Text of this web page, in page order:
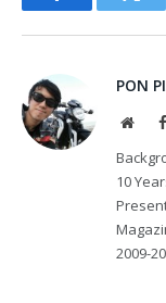
Facebook
PON
10
2009-